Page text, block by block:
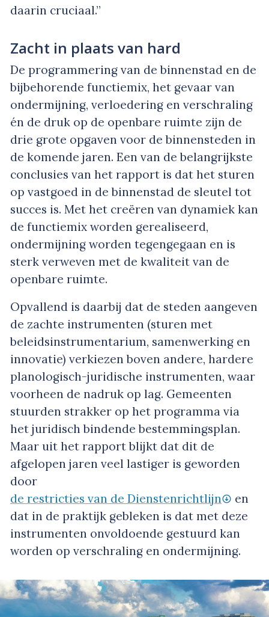
daarin cruciaal.”
Zacht in plaats van hard
De programmering van de binnenstad en de
bijbehorende functiemix, het gevaar van
ondermijning, verloedering en verschraling
én de druk op de openbare ruimte zijn de
drie grote opgaven voor de binnensteden in
de komende jaren. Een van de belangrijkste
conclusies van het rapport is dat het sturen
op vastgoed in de binnenstad de sleutel tot
succes is. Met het creëren van dynamiek kan
de functiemix worden gerealiseerd,
ondermijning worden tegengegaan en is
sterk verweven met de kwaliteit van de
openbare ruimte.
Opvallend is daarbij dat de steden aangeven
de zachte instrumenten (sturen met
beleidsinstrumentarium, samenwerking en
innovatie) verkiezen boven andere, hardere
planologisch-juridische instrumenten, waar
voorheen de nadruk op lag. Gemeenten
stuurden strakker op het programma via
het juridisch bindende bestemmingsplan.
Maar uit het rapport blijkt dat dit de
afgelopen jaren veel lastiger is geworden
door
de restricties van de Dienstenrichtlijn
en
dat in de praktijk gebleken is dat met deze
instrumenten onvoldoende gestuurd kan
worden op verschraling en ondermijning.